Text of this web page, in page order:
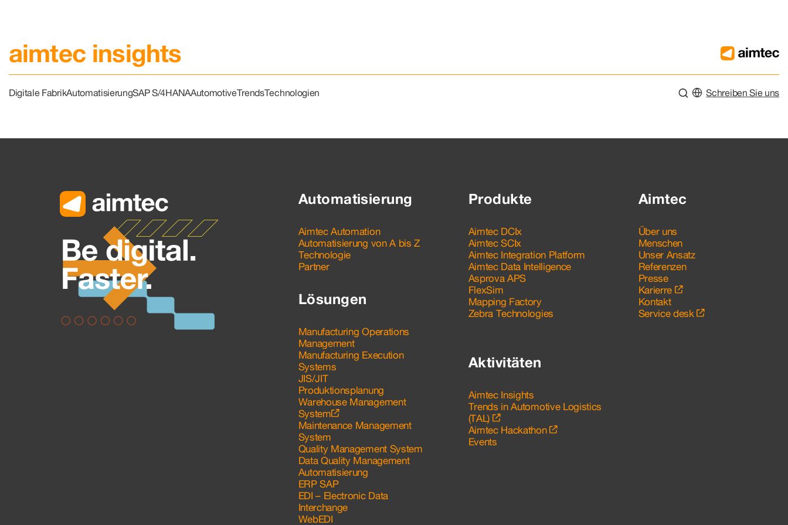
aimtec insights
Digitale FabrikAutomatisierungSAP S/4HANAAutomotiveTrendsTechnologien Schreiben Sie uns
Automatisierung
Aimtec Automation
Automatisierung von A bis Z
Technologie
Partner
Lösungen
Manufacturing Operations
Management
Manufacturing Execution
Systems
JIS/JIT
Produktionsplanung
Warehouse Management
System
Maintenance Management
System
Quality Management System
Data Quality Management
Automatisierung
ERP SAP
EDI – Electronic Data
Interchange
WebEDI
Produkte
Aimtec DCIx
Aimtec SCIx
Aimtec Integration Platform
Aimtec Data Intelligence
Asprova APS
FlexSim
Mapping Factory
Zebra Technologies
Aimtec
Über uns
Menschen
Unser Ansatz
Referenzen
Presse
Karierre
Kontakt
Service desk
Aktivitäten
Aimtec Insights
Trends in Automotive Logistics
(TAL)
Aimtec Hackathon
Events